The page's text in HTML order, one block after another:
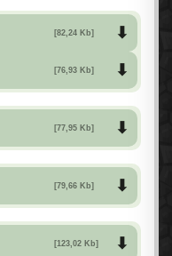
[82,24 Kb]
[76,93 Kb]
[77,95 Kb]
[79,66 Kb]
[123,02 Kb]